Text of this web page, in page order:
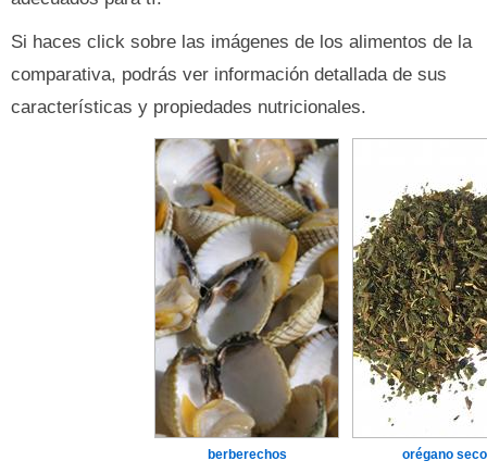
Si haces click sobre las imágenes de los alimentos de la
comparativa, podrás ver información detallada de sus
características y propiedades nutricionales.
berberechos orégano seco